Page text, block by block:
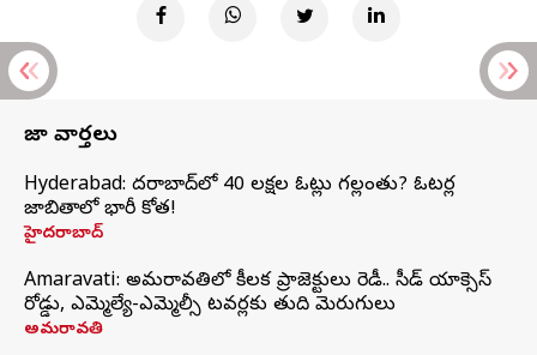
తాజా వార్తలు
Hyderabad: హైదరాబాద్‌లో 40 లక్షల ఓట్లు గల్లంతు? ఓటర్ల
జాబితాలో భారీ కోత!
హైదరాబాద్
Amaravati: అమరావతిలో కీలక ప్రాజెక్టులు రెడీ.. సీడ్‌ యాక్సెస్‌
రోడ్డు, ఎమ్మెల్యే-ఎమ్మెల్సీ టవర్లకు తుది మెరుగులు
అమరావతి